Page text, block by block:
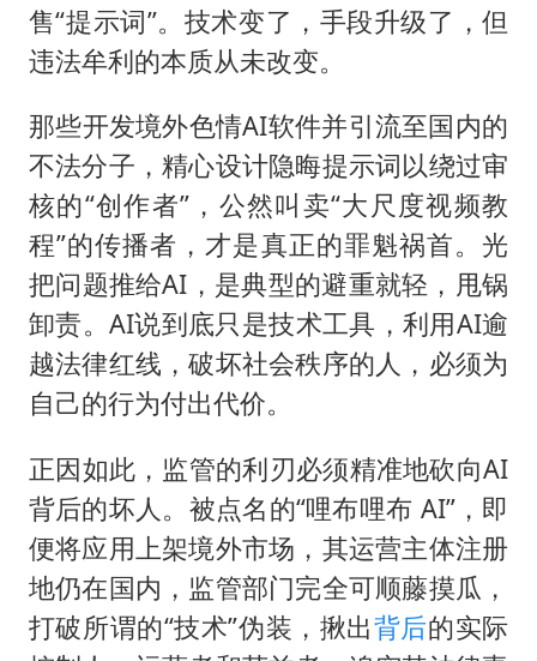
售“提示词”。技术变了，手段升级了，但
违法牟利的本质从未改变。
那些开发境外色情AI软件并引流至国内的
不法分子，精心设计隐晦提示词以绕过审
核的“创作者”，公然叫卖“大尺度视频教
程”的传播者，才是真正的罪魁祸首。光
把问题推给AI，是典型的避重就轻，甩锅
卸责。AI说到底只是技术工具，利用AI逾
越法律红线，破坏社会秩序的人，必须为
自己的行为付出代价。
正因如此，监管的利刃必须精准地砍向AI
背后的坏人。被点名的“哩布哩布 AI”，即
便将应用上架境外市场，其运营主体注册
地仍在国内，监管部门完全可顺藤摸瓜，
打破所谓的“技术”伪装，揪出背后的实际